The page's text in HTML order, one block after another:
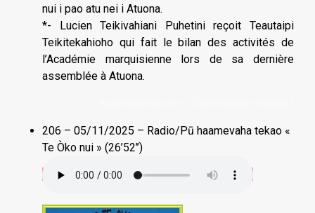
nui i pao atu nei i Atuona.
*- Lucien Teikivahiani Puhetini reçoit Teautaipi
Teikitekahioho qui fait le bilan des activités de
l’Académie marquisienne lors de sa dernière
assemblée à Atuona.
206 – 05/11/2025 – Radio/Pū haamevaha tekao «
Te Òko nui » (26’52’’)